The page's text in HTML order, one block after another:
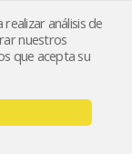
análisis de
nuestros
que acepta su